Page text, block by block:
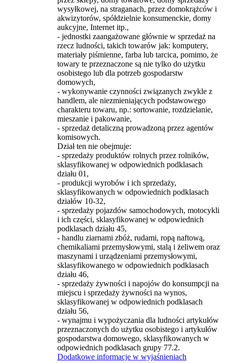
wysyłkowej, na straganach, przez domokrążców i
akwizytorów, spółdzielnie konsumenckie, domy
aukcyjne, Internet itp.,
- jednostki zaangażowane głównie w sprzedaż na
rzecz ludności, takich towarów jak: komputery,
materiały piśmienne, farba lub tarcica, pomimo, że
towary te przeznaczone są nie tylko do użytku
osobistego lub dla potrzeb gospodarstw
domowych,
- wykonywanie czynności związanych zwykle z
handlem, ale niezmieniających podstawowego
charakteru towaru, np.: sortowanie, rozdzielanie,
mieszanie i pakowanie,
- sprzedaż detaliczną prowadzoną przez agentów
komisowych.
Dział ten nie obejmuje:
- sprzedaży produktów rolnych przez rolników,
sklasyfikowanej w odpowiednich podklasach
działu 01,
- produkcji wyrobów i ich sprzedaży,
sklasyfikowanych w odpowiednich podklasach
działów 10-32,
- sprzedaży pojazdów samochodowych, motocykli
i ich części, sklasyfikowanej w odpowiednich
podklasach działu 45,
- handlu ziarnami zbóż, rudami, ropą naftową,
chemikaliami przemysłowymi, stalą i żeliwem oraz
maszynami i urządzeniami przemysłowymi,
sklasyfikowanego w odpowiednich podklasach
działu 46,
- sprzedaży żywności i napojów do konsumpcji na
miejscu i sprzedaży żywności na wynos,
sklasyfikowanej w odpowiednich podklasach
działu 56,
- wynajmu i wypożyczania dla ludności artykułów
przeznaczonych do użytku osobistego i artykułów
gospodarstwa domowego, sklasyfikowanych w
odpowiednich podklasach grupy 77.2.
Dodatkowe informacje w wyjaśnieniach